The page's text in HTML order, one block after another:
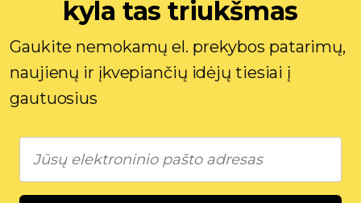
kyla tas triukšmas
Gaukite nemokamų el. prekybos patarimų,
naujienų ir įkvepiančių idėjų tiesiai į
gautuosius